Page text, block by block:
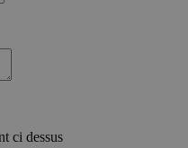
ci dessus